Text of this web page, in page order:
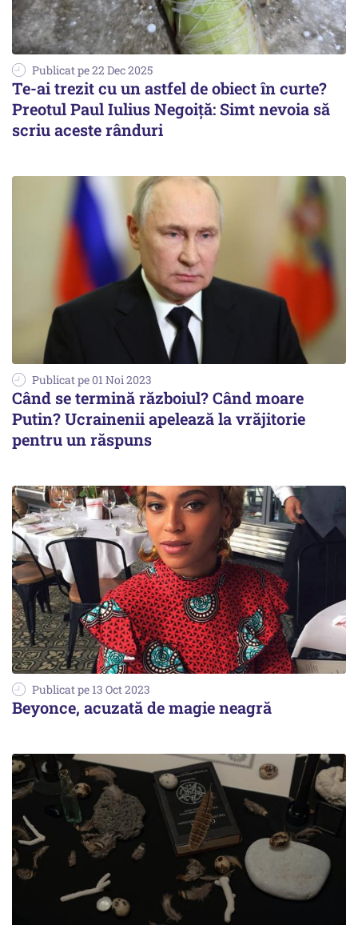
Publicat pe 22 Dec 2025
Te-ai trezit cu un astfel de obiect în curte?
Preotul Paul Iulius Negoiță: Simt nevoia să
scriu aceste rânduri
Publicat pe 01 Noi 2023
Când se termină războiul? Când moare
Putin? Ucrainenii apelează la vrăjitorie
pentru un răspuns
Publicat pe 13 Oct 2023
Beyonce, acuzată de magie neagră